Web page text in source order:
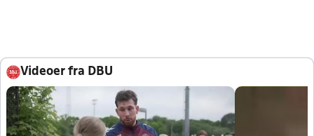
Videoer fra DBU